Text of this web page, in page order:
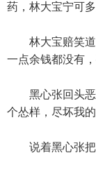
药，林大宝宁可
林大宝赔笑道
一点余钱都没有
黑心张回头恶
个怂样，尽坏我
说着黑心张把